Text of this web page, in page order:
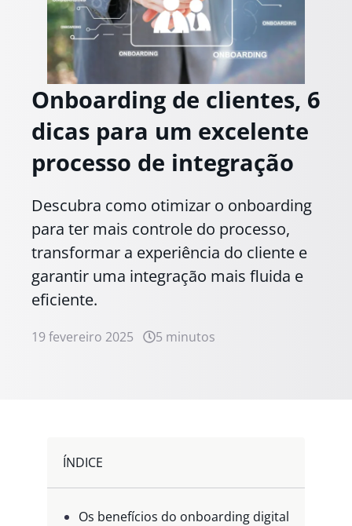
Onboarding de clientes, 6
dicas para um excelente
processo de integração
Descubra como otimizar o onboarding
para ter mais controle do processo,
transformar a experiência do cliente e
garantir uma integração mais fluida e
eficiente.
19 fevereiro 2025 5 minutos
ÍNDICE
Os benefícios do onboarding digital